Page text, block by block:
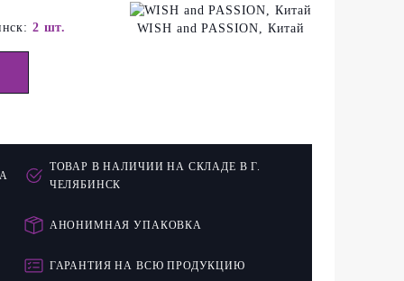
2 шт. WISH and PASSION, Китай
ТОВАР В НАЛИЧИИ НА СКЛАДЕ В Г.
ЧЕЛЯБИНСК
АНОНИМНАЯ УПАКОВКА
ГАРАНТИЯ НА ВСЮ ПРОДУКЦИЮ